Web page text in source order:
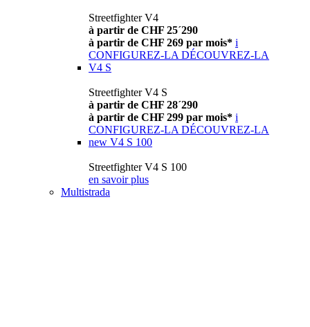
Streetfighter V4
à partir de CHF 25´290
à partir de CHF 269 par mois* i
CONFIGUREZ-LA DÉCOUVREZ-LA
V4 S
Streetfighter V4 S
à partir de CHF 28´290
à partir de CHF 299 par mois* i
CONFIGUREZ-LA DÉCOUVREZ-LA
new V4 S 100
Streetfighter V4 S 100
en savoir plus
Multistrada